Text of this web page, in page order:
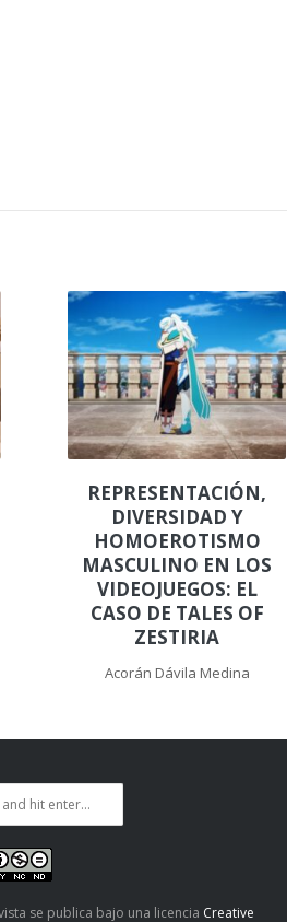
REPRESENTACIÓN,
DIVERSIDAD Y
HOMOEROTISMO
MASCULINO EN LOS
VIDEOJUEGOS: EL
CASO DE TALES OF
ZESTIRIA
Acorán Dávila Medina
se publica bajo una licencia Creative